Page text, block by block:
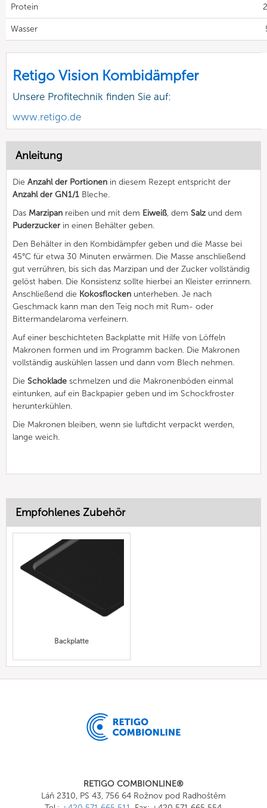
Protein
Wasser
Retigo Vision Kombidämpfer
Unsere Profitechnik finden Sie auf:
www.retigo.de
Anleitung
Die Anzahl der Portionen in diesem Rezept entspricht der
Anzahl der GN1/1 Bleche.
Das Marzipan reiben und mit dem Eiweiß, dem Salz und dem
Puderzucker in einen Behälter geben.
Den Behälter in den Kombidämpfer geben und die Masse bei
45°C für etwa 30 Minuten erwärmen. Die Masse anschließend
gut verrühren, bis sich das Marzipan und der Zucker vollständig
gelöst haben. Die Konsistenz sollte hierbei an Kleister errinnern.
Anschließend die Kokosflocken unterheben. Je nach
Geschmack kann man den Teig noch mit Rum- oder
Bittermandelaroma verfeinern.
Auf einer beschichteten Backplatte mit Hilfe von Löffeln
Makronen formen und im Programm backen. Die Makronen
vollständig auskühlen lassen und dann vom Blech nehmen.
Die Schoklade schmelzen und die Makronenböden einmal
eintunken, auf ein Backpapier geben und im Schockfroster
herunterkühlen.
Die Makronen bleiben, wenn sie luftdicht verpackt werden,
lange weich.
Empfohlenes Zubehör
Backplatte
RETIGO COMBIONLINE®
Láň 2310, PS 43, 756 64 Rožnov pod Radhoštěm